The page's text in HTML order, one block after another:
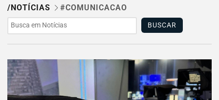
/NOTÍCIAS #COMUNICACAO
BUSCAR